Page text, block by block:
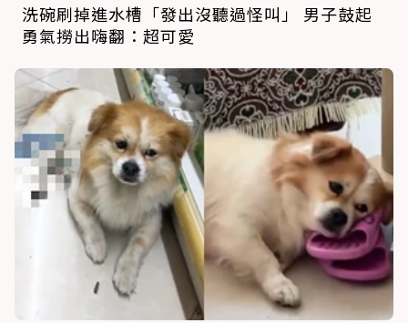
洗碗刷掉進水槽「發出沒聽過怪叫」 男子鼓起
勇氣撈出嗨翻：超可愛